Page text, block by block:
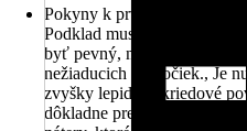
Pokyny k prvotnej príprave
Podklad musí byť čistý,
byť pevný, nosný a bez
nežiaducich čiastočiek., Je
zvyšky lepidla a kriedové
dôkladne preschnúť